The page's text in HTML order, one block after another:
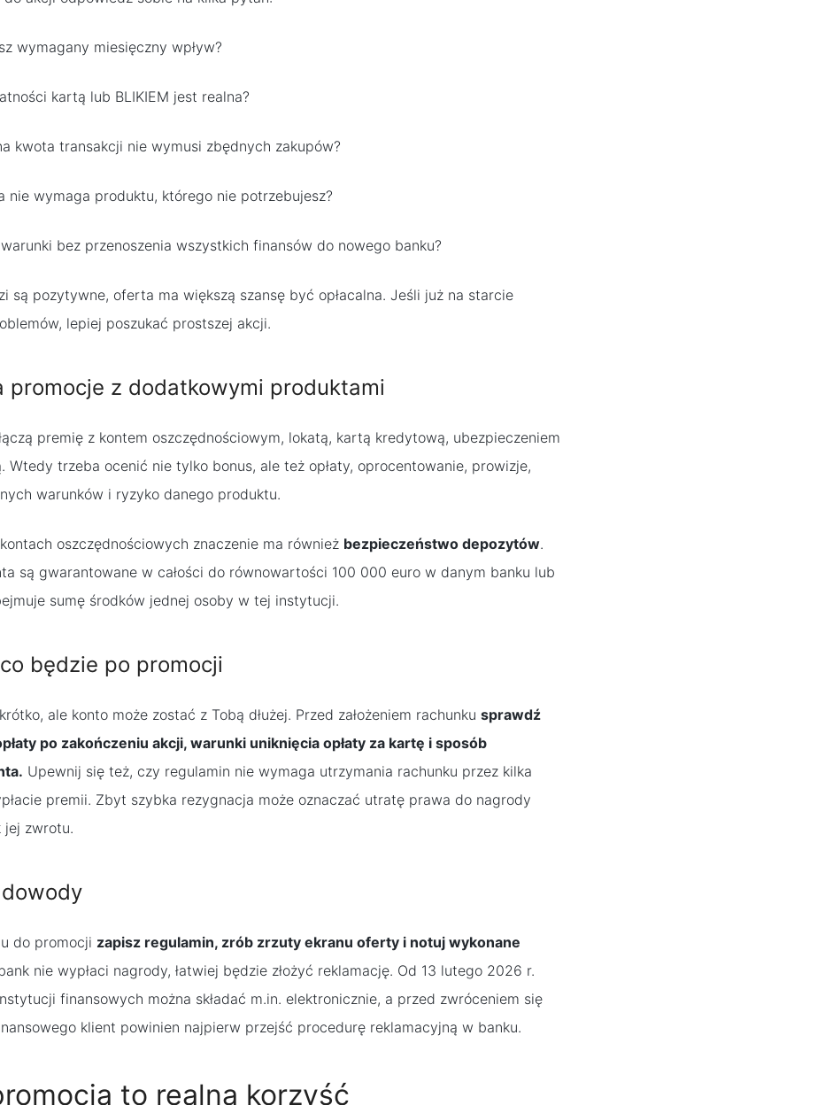
wymagany miesięczny wpływ?
kartą lub BLIKIEM jest realna?
kwota transakcji nie wymusi zbędnych zakupów?
nie wymaga produktu, którego nie potrzebujesz?
bez przenoszenia wszystkich finansów do nowego banku?
są pozytywne, oferta ma większą szansę być opłacalna. Jeśli już na starcie
lepiej poszukać prostszej akcji.
promocje z dodatkowymi produktami
premię z kontem oszczędnościowym, lokatą, kartą kredytową, ubezpieczeniem
Wtedy trzeba ocenić nie tylko bonus, ale też opłaty, oprocentowanie, prowizje,
warunków i ryzyko danego produktu.
oszczędnościowych znaczenie ma również bezpieczeństwo depozytów.
są gwarantowane w całości do równowartości 100 000 euro w danym banku lub
sumę środków jednej osoby w tej instytucji.
będzie po promocji
ale konto może zostać z Tobą dłużej. Przed założeniem rachunku sprawdź
po zakończeniu akcji, warunki uniknięcia opłaty za kartę i sposób
Upewnij się też, czy regulamin nie wymaga utrzymania rachunku przez kilka
premii. Zbyt szybka rezygnacja może oznaczać utratę prawa do nagrody
jej zwrotu.
do promocji zapisz regulamin, zrób zrzuty ekranu oferty i notuj wykonane
nie wypłaci nagrody, łatwiej będzie złożyć reklamację. Od 13 lutego 2026 r.
finansowych można składać m.in. elektronicznie, a przed zwróceniem się
klient powinien najpierw przejść procedurę reklamacyjną w banku.
to realna korzyść